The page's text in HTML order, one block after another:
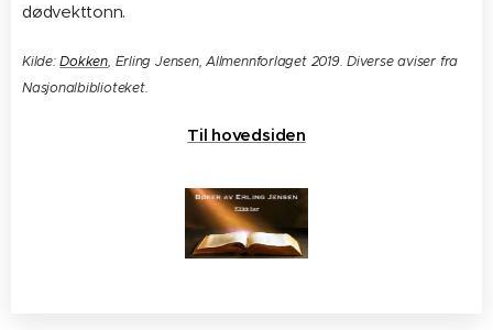
dødvekttonn.
Kilde:Dokken, Erling Jensen, Allmennforlaget 2019. Diverse aviser fra
Nasjonalbiblioteket.
Til hovedsiden